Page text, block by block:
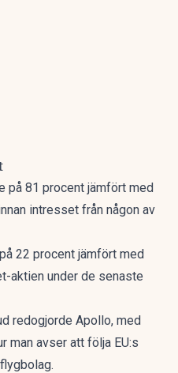
på 81 procent jämfört med
intresset från någon av
22 procent jämfört med
aktien under de senaste
redogjorde Apollo, med
man avser att följa EU:s